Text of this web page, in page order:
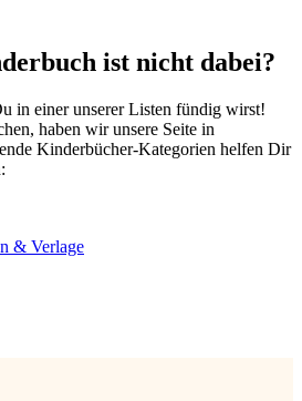
ist nicht dabei?
in einer unserer Listen fündig wirst!
haben wir unsere Seite in
Kinderbücher-Kategorien helfen Dir
& Verlage